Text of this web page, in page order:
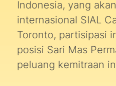
Indonesia, yang
internasional SIAL
Toronto, partisipasi
posisi Sari Mas
peluang kemitraan